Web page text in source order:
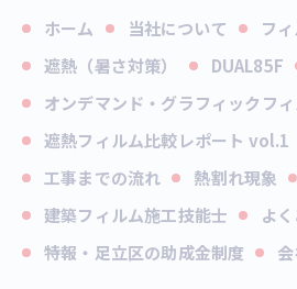
ホーム 当社について フ
遮熱（暑さ対策）
DUAL85F
オンデマンド・グラフィックフ
遮熱フィルム比較レポート vol.1
工事までの流れ
熱割れ現象
建築フィルム施工技能士
よ
特報・足立区の助成金制度